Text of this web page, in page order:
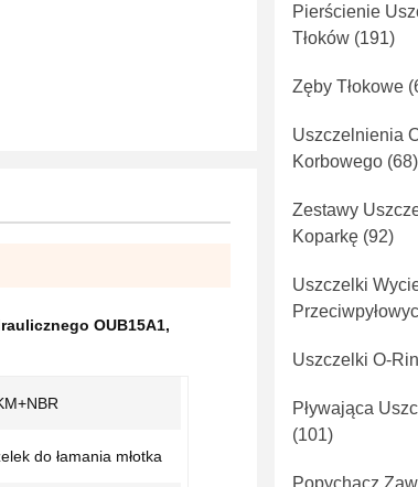
OUB15A1,
do łamania młotka
Pierścienie
Tłoków (191)
Zęby Tłokowe
Uszczelnienia
Korbowego (68)
Zestawy
Koparkę (92)
Uszczelki
Uszczelki O-
Pływająca
(101)
Popychacz